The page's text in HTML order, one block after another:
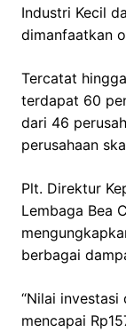
Industri Kecil
dimanfaatkan
Tercatat
terdapat 60
dari 46
perusahaan
Plt. Direktur
Lembaga Bea
berbagai
“Nilai
mencapai